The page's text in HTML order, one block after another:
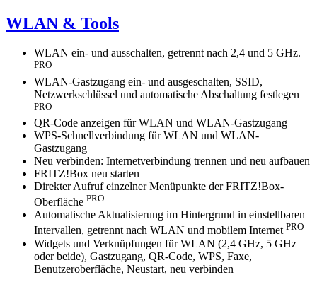
WLAN & Tools
WLAN ein- und ausschalten, getrennt nach 2,4 und 5 GHz.
PRO
WLAN-Gastzugang ein- und ausgeschalten, SSID,
Netzwerkschlüssel und automatische Abschaltung festlegen
PRO
QR-Code anzeigen für WLAN und WLAN-Gastzugang
WPS-Schnellverbindung für WLAN und WLAN-
Gastzugang
Neu verbinden: Internetverbindung trennen und neu aufbauen
FRITZ!Box neu starten
Direkter Aufruf einzelner Menüpunkte der FRITZ!Box-
Oberfläche PRO
Automatische Aktualisierung im Hintergrund in einstellbaren
Intervallen, getrennt nach WLAN und mobilem Internet PRO
Widgets und Verknüpfungen für WLAN (2,4 GHz, 5 GHz
oder beide), Gastzugang, QR-Code, WPS, Faxe,
Benutzeroberfläche, Neustart, neu verbinden